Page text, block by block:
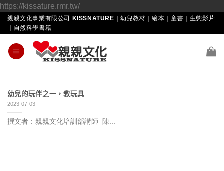
https://kissature.rmr.tw/Skip
to
親親文化事業有限公司 KISSNATURE｜幼兒教材｜繪本｜童書｜生態影片
｜自然科學書籍
幼兒的玩伴之一，教玩具
2023-07-03
撰文者：親親文化培訓部講師–陳...